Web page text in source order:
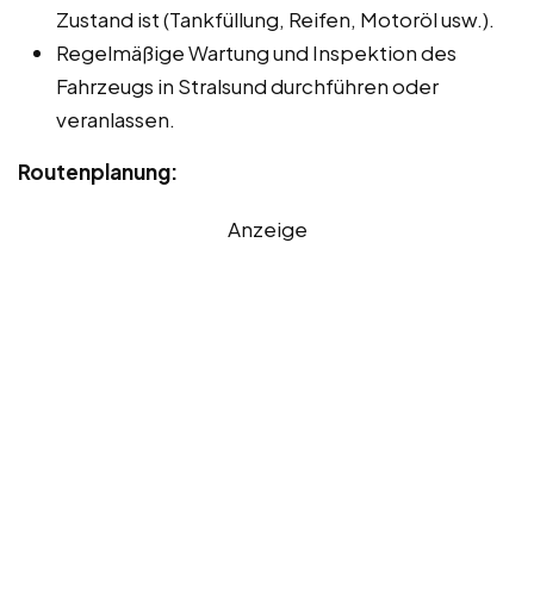
Zustand ist (Tankfüllung, Reifen, Motoröl usw.).
Regelmäßige Wartung und Inspektion des
Fahrzeugs in Stralsund durchführen oder
veranlassen.
Routenplanung:
Anzeige